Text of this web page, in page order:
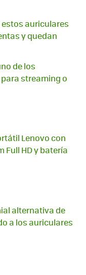
estos auriculares
y quedan
de los
streaming o
Lenovo con
Full HD y batería
alternativa de
a los auriculares